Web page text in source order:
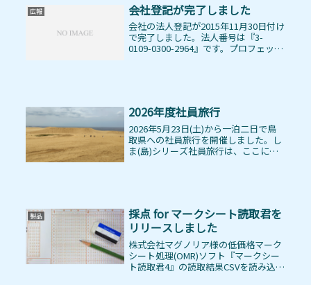
広報 会社登記が完了しました
会社の法人登記が2015年11月30日付け
で完了しました。法人番号は『3-
0109-0300-2964』です。プロフェッシ
2026年度社員旅行
2026年5月23日(土)から一泊二日で鳥
取県への社員旅行を開催しました。し
ま(島)シリーズ社員旅行は、ここにき
製品
採点 for マークシート読取君を
リリースしました
株式会社マグノリア様の低価格マーク
シート処理(OMR)ソフト『マークシー
ト読取君4』の読取結果CSVを読み込ん